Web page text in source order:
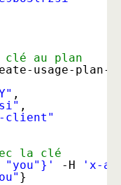
au plan
usage-plan-
,
,
client"
la clé
"you"}' -H
'x-
}